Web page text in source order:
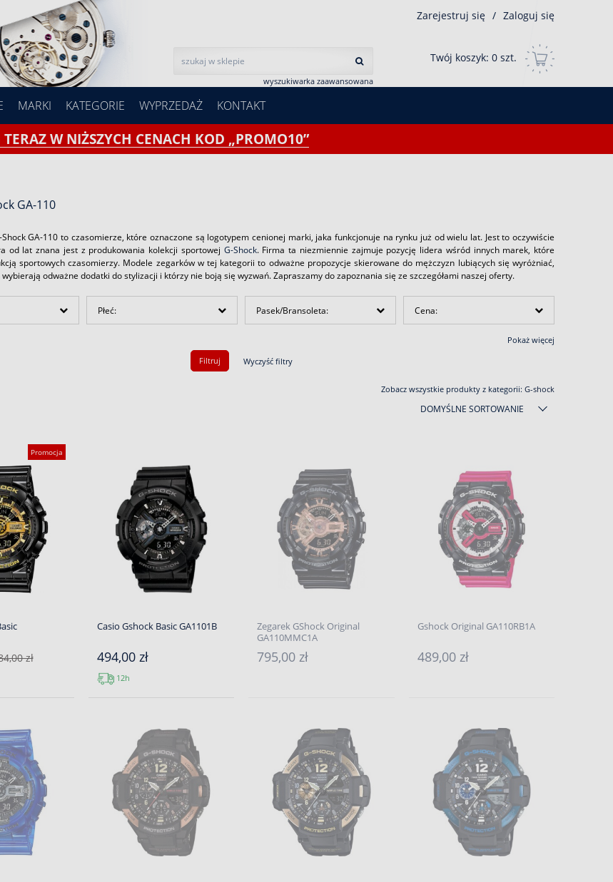
wyszukiwarka zaawansowana
Zarejestruj się / Zaloguj się
Twój koszyk: 0 szt.
MARKI KATEGORIE WYPRZEDAŻ KONTAKT
TERAZ W NIŻSZYCH CENACH KOD „PROMO10”
GA-110
GA-110 to czasomierze, które oznaczone są logotypem cenionej marki, jaka funkcjonuje na rynku już od wielu lat. Jest to oczywiście
od lat znana jest z produkowania kolekcji sportowej G-Shock. Firma ta niezmiennie zajmuje pozycję lidera wśród innych marek, które
sportowych czasomierzy. Modele zegarków w tej kategorii to odważne propozycje skierowane do mężczyzn lubiących się wyróżniać,
odważne dodatki do stylizacji i którzy nie boją się wyzwań. Zapraszamy do zapoznania się ze szczegółami naszej oferty.
Płeć: Pasek/Bransoleta: Cena:
Pokaż więcej
Filtruj
Wyczyść filtry
Zobacz wszystkie produkty z kategorii: G-shock
DOMYŚLNE SORTOWANIE
Promocja
zł
Casio Gshock Basic GA1101B
494,00 zł
12h
Zegarek GShock Original
GA110MMC1A
795,00 zł
Gshock Original GA110RB1A
489,00 zł